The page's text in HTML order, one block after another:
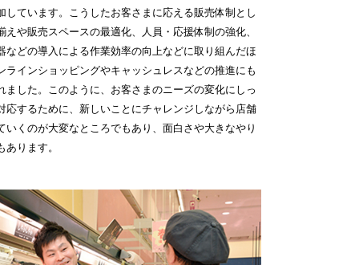
しています。こうしたお客さまに応える販売体制とし
えや販売スペースの最適化、人員・応援体制の強化、
などの導入による作業効率の向上などに取り組んだほ
ラインショッピングやキャッシュレスなどの推進にも
ました。このように、お客さまのニーズの変化にしっ
応するために、新しいことにチャレンジしながら店舗
いくのが大変なところでもあり、面白さや大きなやり
あります。